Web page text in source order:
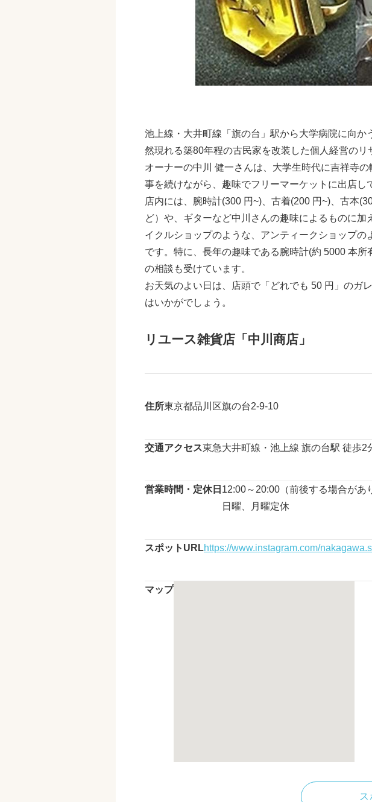
池上線・大井町線「旗の台」駅から大学病院に向
然現れる築80年程の古民家を改装した個人経営のリ
オーナーの中川 健一さんは、大学生時代に吉祥寺
事を続けながら、趣味でフリーマーケットに出店し
店内には、腕時計(300 円~)、古着(200 円~)、古本
ど）や、ギターなど中川さんの趣味によるものに
イクルショップのような、アンティークショップ
です。特に、長年の趣味である腕時計(約 5000 本
の相談も受けています。
お天気のよい日は、店頭で「どれでも 50 円」のガ
はいかがでしょう。
リユース雑貨店「中川商店」
住所東京都品川区旗の台2-9-10
交通アクセス東急大井町線・池上線 旗の台駅 徒歩2
営業時間・定休日 12:00～20:00（前後する場合があ
日曜、月曜定休
スポットURLhttps://www.instagram.com/
マップ